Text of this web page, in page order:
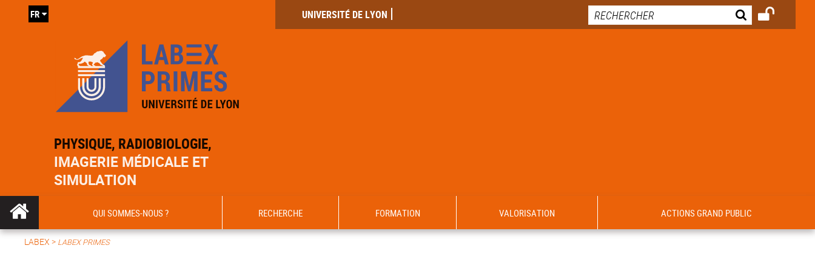
PHYSIQUE, RADIOBIOLOGIE,
IMAGERIE MÉDICALE ET
SIMULATION
UNIVERSITÉ DE LYON
FR
QUI SOMMES-NOUS ? RECHERCHE FORMATION VALORISATION ACTIONS GRAND PUBLIC
LABEX > LABEX PRIMES